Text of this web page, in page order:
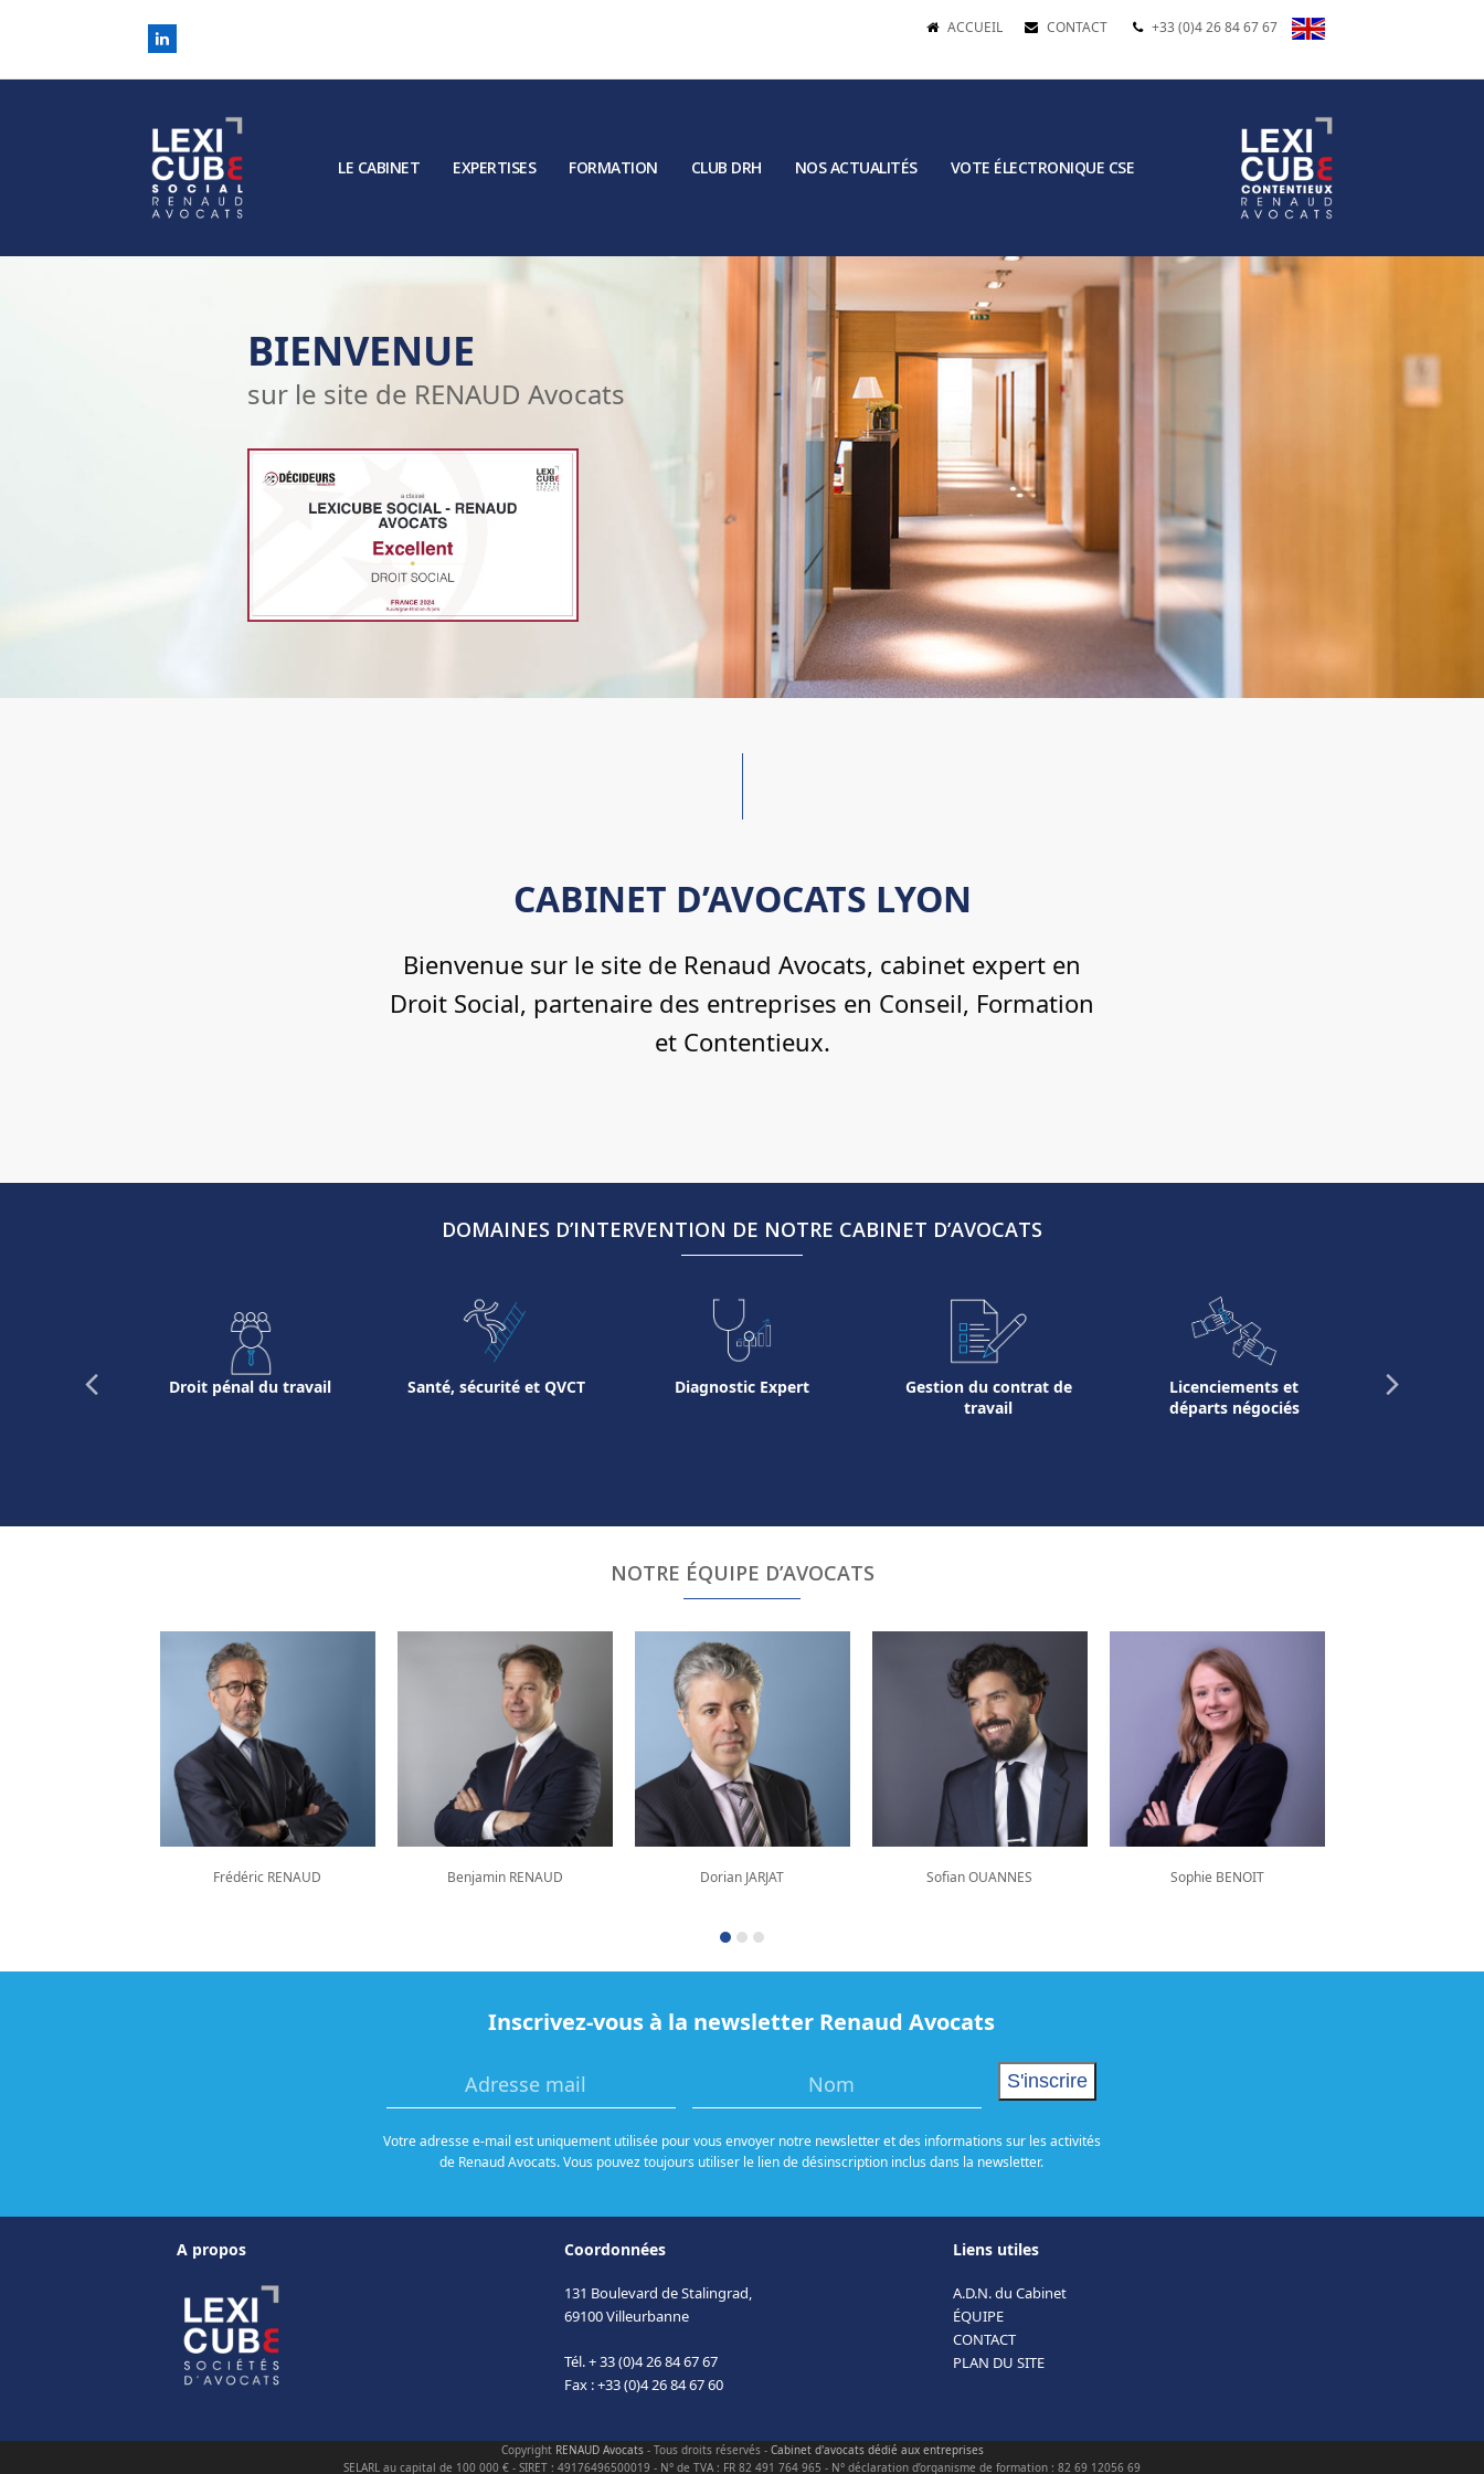
LinkedIn
ACCUEIL CONTACT +33 (0)4 26 84 67 67
LE CABINET EXPERTISES FORMATION CLUB DRH NOS ACTUALITÉS VOTE ÉLECTRONIQUE CSE
BIENVENUE
sur le site de RENAUD Avocats
CABINET D’AVOCATS LYON
Bienvenue sur le site de Renaud Avocats, cabinet expert en
Droit Social, partenaire des entreprises en Conseil, Formation
et Contentieux.
DOMAINES D’INTERVENTION DE NOTRE CABINET D’AVOCATS
Droit pénal du travail Santé, sécurité et QVCT Diagnostic Expert
Gestion du contrat de
travail
Licenciements et
départs négociés
Previous
Next
NOTRE ÉQUIPE D’AVOCATS
Frédéric RENAUD Benjamin RENAUD Dorian JARJAT Sofian OUANNES Sophie BENOIT
Inscrivez-vous à la newsletter Renaud Avocats
Votre adresse e-mail est uniquement utilisée pour vous envoyer notre newsletter et des informations sur les activités
de Renaud Avocats. Vous pouvez toujours utiliser le lien de désinscription inclus dans la newsletter.
A propos Coordonnées
131 Boulevard de Stalingrad,
69100 Villeurbanne
Tél. + 33 (0)4 26 84 67 67
Fax : +33 (0)4 26 84 67 60
Liens utiles
A.D.N. du Cabinet
ÉQUIPE
CONTACT
PLAN DU SITE
Copyright RENAUD Avocats- Tous droits réservés - Cabinet d'avocats dédié aux entreprises
SELARL au capital de 100 000 € - SIRET : 49176496500019 - N° de TVA : FR 82 491 764 965 - N° déclaration d’organisme de formation : 82 69 12056 69